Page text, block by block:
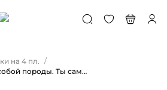
на 4 пл. /
Шоко открытка- Киса особой породы. Ты само совершенство.